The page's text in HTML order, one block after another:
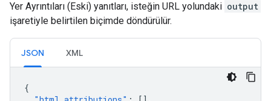
Yer Ayrıntıları (Eski) yanıtları, isteğin URL yolundaki output
işaretiyle belirtilen biçimde döndürülür.
JSON XML
{